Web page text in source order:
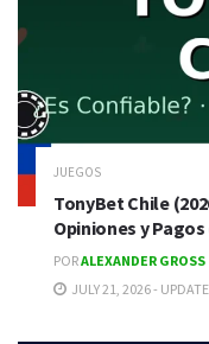
JUEGOS
TonyBet Chile
Opiniones y
PORALEXANDER GROSS
JULY 21, 2026 -